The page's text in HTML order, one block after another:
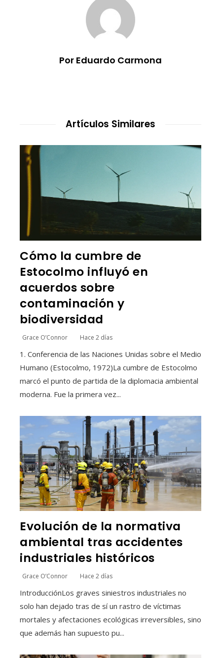
Por Eduardo Carmona
Artículos Similares
Cómo la cumbre de
Estocolmo influyó en
acuerdos sobre
contaminación y
biodiversidad
Grace O’Connor Hace 2 días
1. Conferencia de las Naciones Unidas sobre el Medio
Humano (Estocolmo, 1972)La cumbre de Estocolmo
marcó el punto de partida de la diplomacia ambiental
moderna. Fue la primera vez...
Evolución de la normativa
ambiental tras accidentes
industriales históricos
Grace O’Connor Hace 2 días
IntroducciónLos graves siniestros industriales no
solo han dejado tras de sí un rastro de víctimas
mortales y afectaciones ecológicas irreversibles, sino
que además han supuesto pu...